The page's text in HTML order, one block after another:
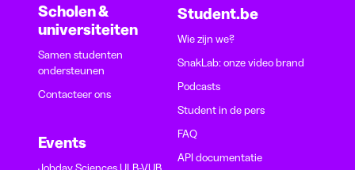
Scholen &
universiteiten
Samen studenten
ondersteunen
Contacteer ons
Events
Student.be
Wie zijn we?
SnakLab: onze video brand
Podcasts
Student in de pers
FAQ
API documentatie